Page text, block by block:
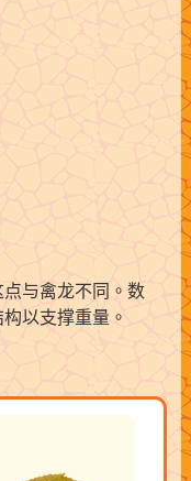
与禽龙不同。数
以支撑重量。